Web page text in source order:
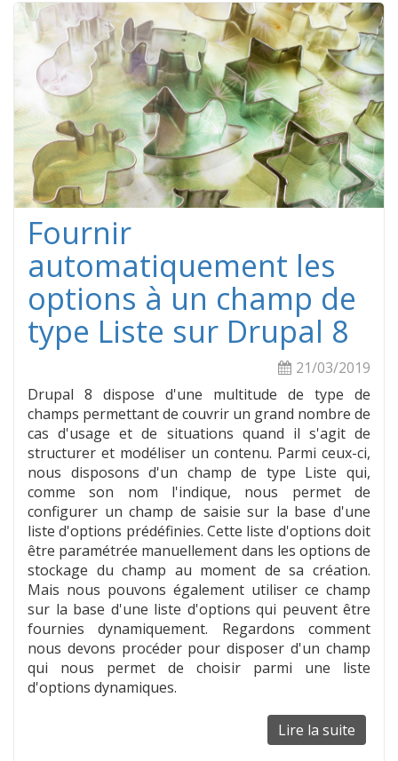
non
en
masse
sur
son
site
9
(ou
Fournir
automatiquement les
options à un champ de
type Liste sur Drupal 8
21/03/2019
Drupal 8 dispose d'une multitude de type de
champs permettant de couvrir un grand nombre de
cas d'usage et de situations quand il s'agit de
structurer et modéliser un contenu. Parmi ceux-ci,
nous disposons d'un champ de type Liste qui,
comme son nom l'indique, nous permet de
configurer un champ de saisie sur la base d'une
liste d'options prédéfinies. Cette liste d'options doit
être paramétrée manuellement dans les options de
stockage du champ au moment de sa création.
Mais nous pouvons également utiliser ce champ
sur la base d'une liste d'options qui peuvent être
fournies dynamiquement. Regardons comment
nous devons procéder pour disposer d'un champ
qui nous permet de choisir parmi une liste
d'options dynamiques.
Lire la suite